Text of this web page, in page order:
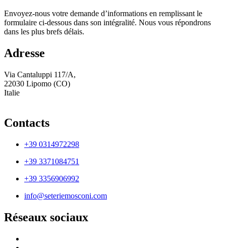
Envoyez-nous votre demande d’informations en remplissant le
formulaire ci-dessous dans son intégralité. Nous vous répondrons
dans les plus brefs délais.
Adresse
Via Cantaluppi 117/A,
22030 Lipomo (CO)
Italie
Contacts
+39 0314972298
+39 3371084751
+39 3356906992
info@seteriemosconi.com
Réseaux sociaux